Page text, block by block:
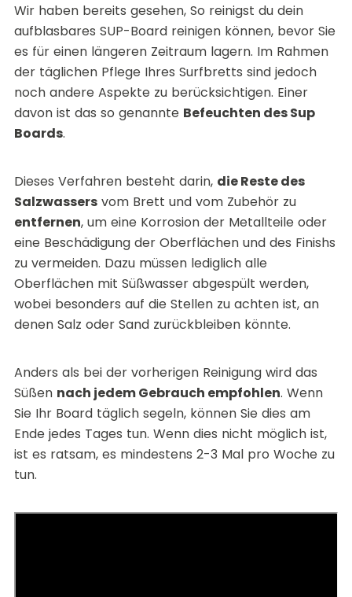
Wir haben bereits gesehen, So reinigst du dein
aufblasbares SUP-Board reinigen können, bevor Sie
es für einen längeren Zeitraum lagern. Im Rahmen
der täglichen Pflege Ihres Surfbretts sind jedoch
noch andere Aspekte zu berücksichtigen. Einer
davon ist das so genannte Befeuchten des Sup
Boards.
Dieses Verfahren besteht darin, die Reste des
Salzwassersvom Brett und vom Zubehör zu
entfernen, um eine Korrosion der Metallteile oder
eine Beschädigung der Oberflächen und des Finishs
zu vermeiden. Dazu müssen lediglich alle
Oberflächen mit Süßwasser abgespült werden,
wobei besonders auf die Stellen zu achten ist, an
denen Salz oder Sand zurückbleiben könnte.
Anders als bei der vorherigen Reinigung wird das
Süßen nach jedem Gebrauch empfohlen. Wenn
Sie Ihr Board täglich segeln, können Sie dies am
Ende jedes Tages tun. Wenn dies nicht möglich ist,
ist es ratsam, es mindestens 2-3 Mal pro Woche zu
tun.